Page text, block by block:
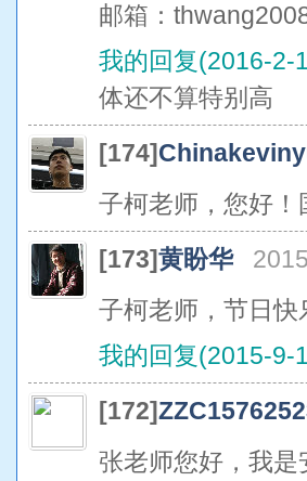
邮箱：
我的回复(2016-2-
体还不算特别高
[174]
子柯老师，您好！
[173]黄盼华
子柯老师，节日
我的回复(2015-9-
[172]
张老师您好，我